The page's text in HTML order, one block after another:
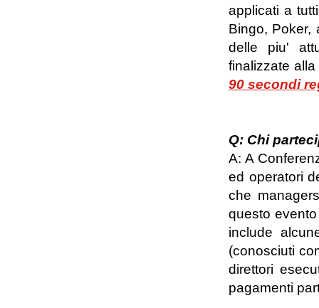
applicati a
Bingo, Poker,
delle piu'
finalizzate
90 secondi
Q: Chi
A: A
ed operatori
che
questo
include
(conosciuti
direttori
pagamenti